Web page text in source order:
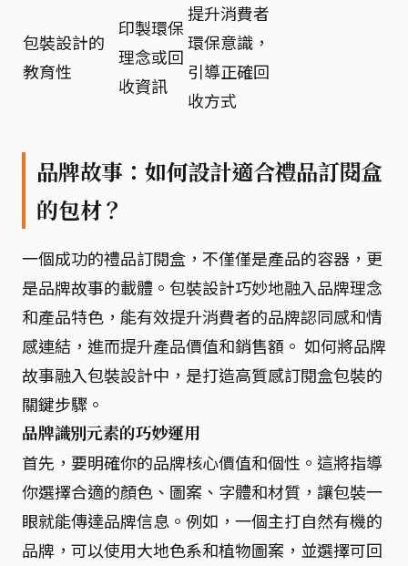
包裝設計的
教育性
印製環保
理念或回
收資訊
提升消費者
環保意識，
引導正確回
收方式
品牌故事：如何設計適合禮品訂閱盒
的包材？
一個成功的禮品訂閱盒，不僅僅是產品的容器，更
是品牌故事的載體。包裝設計巧妙地融入品牌理念
和產品特色，能有效提升消費者的品牌認同感和情
感連結，進而提升產品價值和銷售額。 如何將品牌
故事融入包裝設計中，是打造高質感訂閱盒包裝的
關鍵步驟。
品牌識別元素的巧妙運用
首先，要明確你的品牌核心價值和個性。這將指導
你選擇合適的顏色、圖案、字體和材質，讓包裝一
眼就能傳達品牌信息。例如，一個主打自然有機的
品牌，可以使用大地色系和植物圖案，並選擇可回